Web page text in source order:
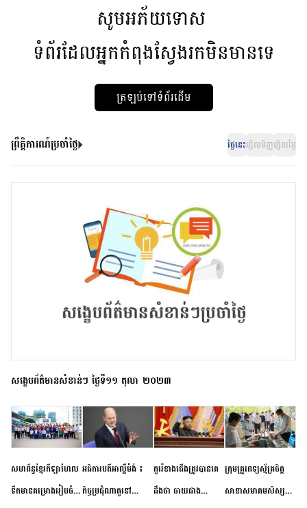
សូមអភ័យទោស
ទំព័រដែលអ្នកកំពុងស្វែងរកមិនមានទេ
ត្រឡប់ទៅទំព័រដើម
ព្រឹត្តិការណ៍ប្រចាំថ្ងៃ ថ្ងៃនេះម្សិលមិញម្សិលម្ងៃ
សង្ខេបព័ត៌មានសំខាន់ៗ ថ្ងៃទី១១ តុលា ២០២៣
សហព័ន្ធខ្មែរកីឡាហែល
ទឹកមានគម្រោងរៀបចំ
អធិការបតីអាល្លឺម៉ង់ ៖
កិច្ចប្រជុំណាតូនៅ
កូរ៉េខាងជើងត្រូវបានគេ
ដឹងថា ចាយជាង
ក្រុមគ្រូពេទ្យស្ម័គ្រចិត្ត
សាខាសមាគមសិស្ស